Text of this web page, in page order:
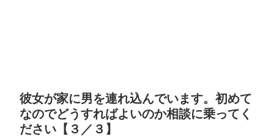
彼女が家に男を連れ込んでいます。初めて
なのでどうすればよいのか相談に乗ってく
ださい【３／３】